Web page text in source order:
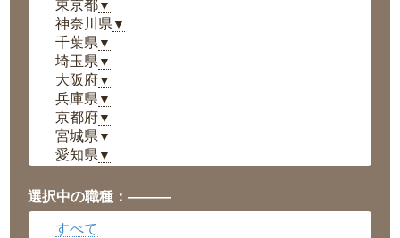
東京都▼
神奈川県 ▼
千葉県 ▼
埼玉県 ▼
大阪府▼
兵庫県 ▼
京都府▼
宮城県 ▼
愛知県 ▼
岡山県▼
広島県▼
沖縄県
選択中の職種：———
すべて